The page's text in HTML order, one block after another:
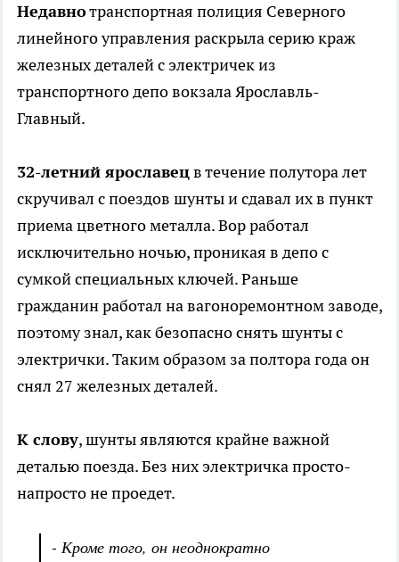
Недавнотранспортная полиция Северного
линейного управления раскрыла серию краж
железных деталей с электричек из
транспортного депо вокзала Ярославль-
Главный.
32-летний ярославецв течение полутора лет
скручивал с поездов шунты и сдавал их в пункт
приема цветного металла. Вор работал
исключительно ночью, проникая в депо с
сумкой специальных ключей. Раньше
гражданин работал на вагоноремонтном заводе,
поэтому знал, как безопасно снять шунты с
электрички. Таким образом за полтора года он
снял 27 железных деталей.
К слову, шунты являются крайне важной
деталью поезда. Без них электричка просто-
напросто не проедет.
- Кроме того, он неоднократно